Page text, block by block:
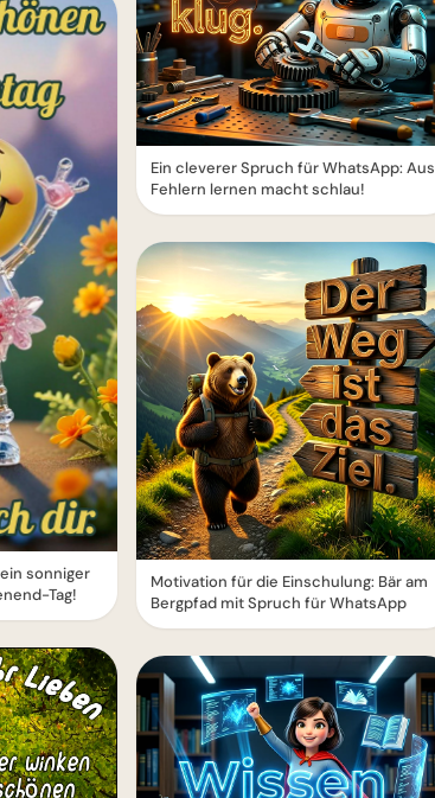
sonniger
Tag!
Ein cleverer Spruch für WhatsApp: Aus
Fehlern lernen macht schlau!
Motivation für die Einschulung: Bär am
Bergpfad mit Spruch für WhatsApp